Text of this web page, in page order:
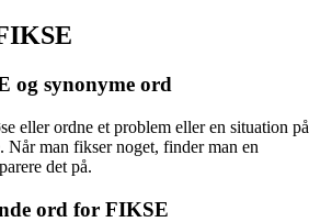
og synonyme ord
eller ordne et problem eller en situation på
man fikser noget, finder man en
det på.
ord for FIKSE